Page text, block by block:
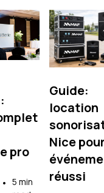
pro
• 5 min
Guide:
location
Nice
réussi